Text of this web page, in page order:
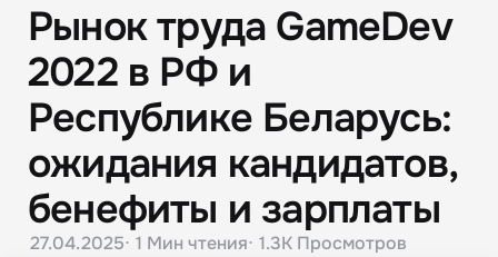
Рынок труда GameDev
2022 в РФ и
Республике Беларусь:
ожидания кандидатов,
бенефиты и зарплаты
27.04.2025 1 Мин чтения 1.3K Просмотров